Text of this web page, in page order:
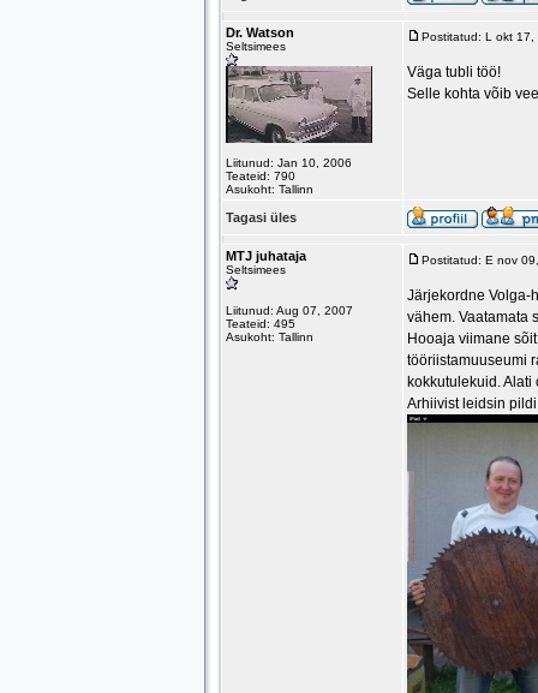
Dr. Watson
Seltsimees
Liitunud: Jan 10, 2006
Teateid: 790
Asukoht: Tallinn
Postitatud: L okt 17,
Väga tubli töö!
Selle kohta võib
Tagasi üles
MTJ juhataja
Seltsimees
Liitunud: Aug 07, 2007
Teateid: 495
Asukoht: Tallinn
Postitatud: E nov
Järjekordne Volga-
vähem. Vaatamata
Hooaja viimane
tööriistamuuseumi
kokkutulekuid.
Arhiivist leidsin